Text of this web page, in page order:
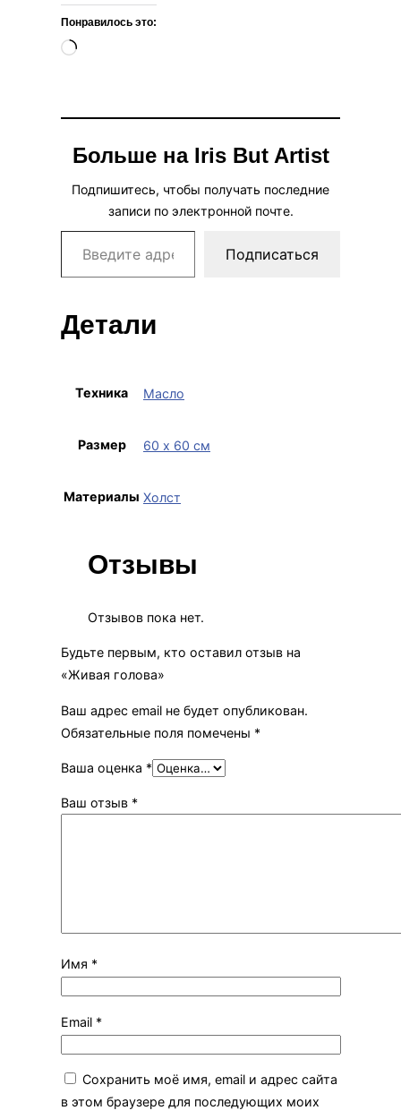
Понравилось это:
Загрузка…
Больше на Iris But Artist
Подпишитесь, чтобы получать последние
записи по электронной почте.
Введите адрес электронной почты…
Подписаться
Детали
Техника Масло
Размер 60 х 60 см
Материалы Холст
Отзывы
Отзывов пока нет.
Будьте первым, кто оставил отзыв на
«Живая голова»
Ваш адрес email не будет опубликован.
Обязательные поля помечены *
Ваша оценка *
Ваш отзыв *
Имя *
Email *
Сохранить моё имя, email и адрес сайта
в этом браузере для последующих моих